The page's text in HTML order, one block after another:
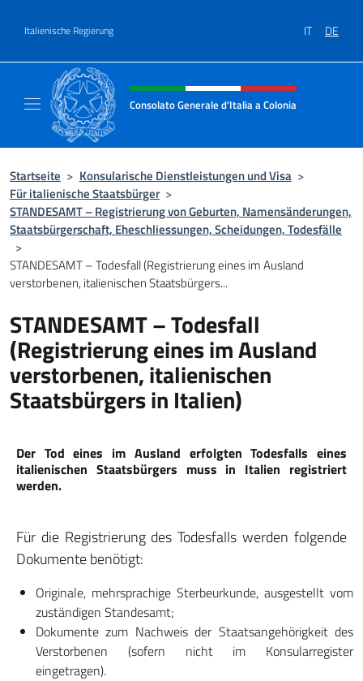
Italienische Regierung IT DE
Header-Site, Social und Menü
Consolato Generale d'Italia a Colonia
Startseite > Konsularische Dienstleistungen und Visa >
Für italienische Staatsbürger >
STANDESAMT – Registrierung von Geburten, Namensänderungen,
Staatsbürgerschaft, Eheschliessungen, Scheidungen, Todesfälle
>
STANDESAMT – Todesfall (Registrierung eines im Ausland
verstorbenen, italienischen Staatsbürgers...
STANDESAMT – Todesfall
(Registrierung eines im Ausland
verstorbenen, italienischen
Staatsbürgers in Italien)
Der Tod eines im Ausland erfolgten Todesfalls eines
italienischen Staatsbürgers muss in Italien registriert
werden.
Für die Registrierung des Todesfalls werden folgende
Dokumente benötigt:
Originale, mehrsprachige Sterbeurkunde, ausgestellt vom
zuständigen Standesamt;
Dokumente zum Nachweis der Staatsangehörigkeit des
Verstorbenen (sofern nicht im Konsularregister
eingetragen).